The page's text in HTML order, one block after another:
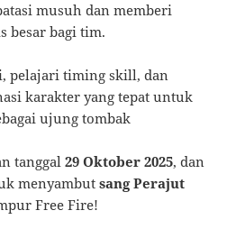
musuh dan memberi
besar bagi tim.
pelajari timing skill, dan
karakter yang tepat untuk
ujung tombak
tanggal29 Oktober 2025, dan
menyambutsang Perajut
Free Fire!